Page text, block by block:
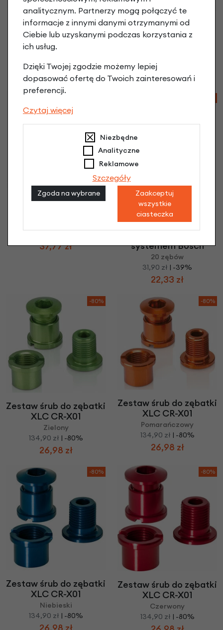
Korby do roweru
elektrycznego XLC
Lasco 170 mm
Srebrny
169,90 zł | -75%
42,48 zł
Osłona korby FreeRide
XLC CG-A01
Przednia zębatka
37,77 zł
Przednia zębatka
Stronglight do
rowerów
systemem Bosch
20 zębów
31,90 zł | -39%
22,33 zł
-80%
Zestaw śrub do zębatki
XLC CR-X01
Zielony
134,90 zł | -80%
26,98 zł
-80%
Zestaw śrub do zębatki
XLC CR-X01
Pomarańczowy
134,90 zł | -80%
26,98 zł
-80%
Zestaw śrub do zębatki
XLC CR-X01
Niebieski
134,90 zł | -80%
26,98 zł
-80%
Zestaw śrub do zębatki
XLC CR-X01
Czerwony
134,90 zł | -80%
analitycznym. Partnerzy mogą połączyć te
informacje z innymi danymi otrzymanymi od
Ciebie lub uzyskanymi podczas korzystania z
ich usług.
Dzięki Twojej zgodzie możemy lepiej
dopasować ofertę do Twoich zainteresowań i
preferencji.
Czytaj więcej
Niezbędne
Analityczne
Reklamowe
Szczegóły
Zgoda na wybrane
Zaakceptuj
wszystkie
ciasteczka